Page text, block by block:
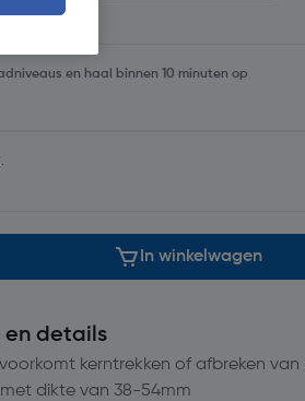
en haal binnen 10 minuten op
.
In winkelwagen
en details
kerntrekken of afbreken van
dikte van 38-54mm